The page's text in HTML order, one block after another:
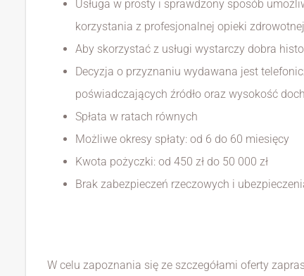
Usługa w prosty i sprawdzony sposób
korzystania z profesjonalnej opieki
Aby skorzystać z usługi wystarczy dobra
Decyzja o przyznaniu wydawana jest
poświadczających źródło oraz wysokość
Spłata w ratach równych
Możliwe okresy spłaty: od 6 do 60 miesięcy
Kwota pożyczki: od 450 zł do 50 000 zł
Brak zabezpieczeń rzeczowych i
W celu zapoznania się ze szczegółami oferty